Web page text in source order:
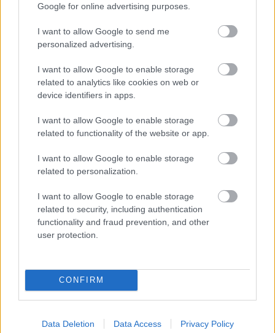
Google for online advertising purposes.
I want to allow Google to send me
personalized advertising.
I want to allow Google to enable storage
related to analytics like cookies on web or
device identifiers in apps.
I want to allow Google to enable storage
related to functionality of the website or app.
I want to allow Google to enable storage
related to personalization.
I want to allow Google to enable storage
related to security, including authentication
functionality and fraud prevention, and other
user protection.
CONFIRM
Data Deletion Data Access Privacy Policy